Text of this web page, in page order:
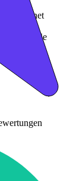
verordnet
Der
das die